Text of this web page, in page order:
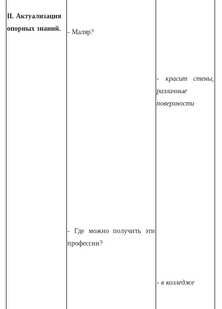
II. Актуализация
опорных знаний.
- Маляр?
- Где можно получить эти
профессии?
- красит стены,
различные
поверхности
- в колледже